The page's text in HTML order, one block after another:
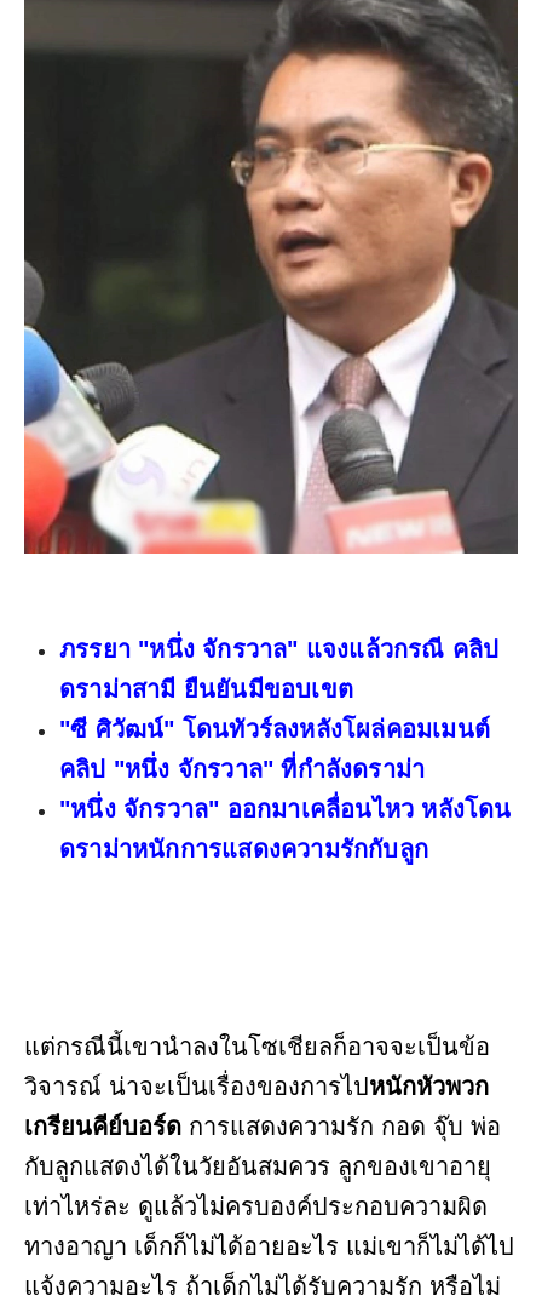
ภรรยา "หนึ่ง จักรวาล" แจงแล้วกรณี คลิป
ดราม่าสามี ยืนยันมีขอบเขต
"ซี ศิวัฒน์" โดนทัวร์ลงหลังโผล่คอมเมนต์
คลิป "หนึ่ง จักรวาล" ที่กำลังดราม่า
"หนึ่ง จักรวาล" ออกมาเคลื่อนไหว หลังโดน
ดราม่าหนักการแสดงความรักกับลูก
แต่กรณีนี้เขานำลงในโซเชียลก็อาจจะเป็นข้อ
วิจารณ์ น่าจะเป็นเรื่องของการไปหนักหัวพวก
เกรียนคีย์บอร์ด การแสดงความรัก กอด จุ๊บ พ่อ
กับลูกแสดงได้ในวัยอันสมควร ลูกของเขาอายุ
เท่าไหร่ละ ดูแล้วไม่ครบองค์ประกอบความผิด
ทางอาญา เด็กก็ไม่ได้อายอะไร แม่เขาก็ไม่ได้ไป
แจ้งความอะไร ถ้าเด็กไม่ได้รับความรัก หรือไม่